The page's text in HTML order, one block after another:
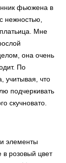
фьюжена в
нежностью,
Мне
она очень
По
учитывая, что
подчеркивать
скучновато.
элементы
розовый цвет